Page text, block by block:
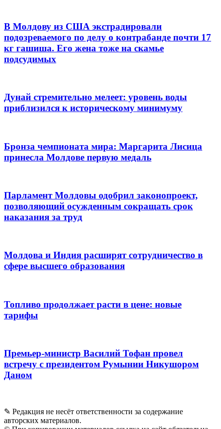
В Молдову из США экстрадировали
подозреваемого по делу о контрабанде почти 17
кг гашиша. Его жена тоже на скамье
подсудимых
Дунай стремительно мелеет: уровень воды
приблизился к историческому минимуму
Бронза чемпионата мира: Маргарита Лисица
принесла Молдове первую медаль
Парламент Молдовы одобрил законопроект,
позволяющий осужденным сокращать срок
наказания за труд
Молдова и Индия расширят сотрудничество в
сфере высшего образования
Топливо продолжает расти в цене: новые
тарифы
Премьер-министр Василий Тофан провел
встречу с президентом Румынии Никушором
Даном
✎ Редакция не несёт ответственности за содержание
авторских материалов.